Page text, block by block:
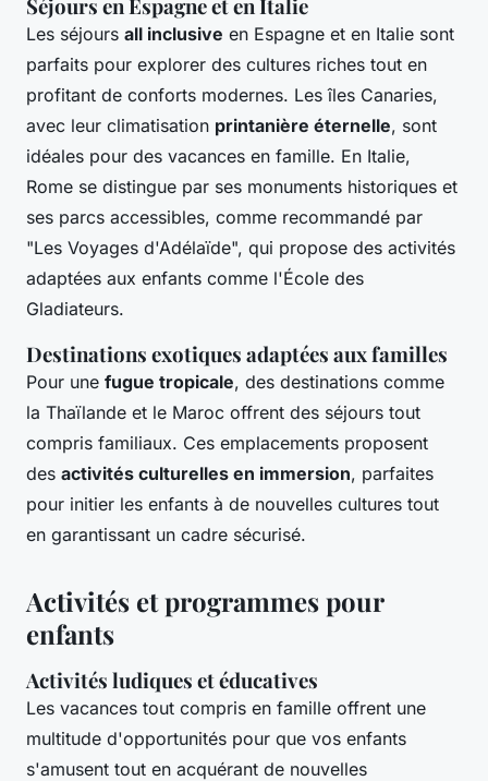
Séjours en Espagne et en Italie
Les séjours all inclusive en Espagne et en Italie sont
parfaits pour explorer des cultures riches tout en
profitant de conforts modernes. Les îles Canaries,
avec leur climatisation printanière éternelle, sont
idéales pour des vacances en famille. En Italie,
Rome se distingue par ses monuments historiques et
ses parcs accessibles, comme recommandé par
"Les Voyages d'Adélaïde", qui propose des activités
adaptées aux enfants comme l'École des
Gladiateurs.
Destinations exotiques adaptées aux familles
Pour une fugue tropicale, des destinations comme
la Thaïlande et le Maroc offrent des séjours tout
compris familiaux. Ces emplacements proposent
des activités culturelles en immersion, parfaites
pour initier les enfants à de nouvelles cultures tout
en garantissant un cadre sécurisé.
Activités et programmes pour
enfants
Activités ludiques et éducatives
Les vacances tout compris en famille offrent une
multitude d'opportunités pour que vos enfants
s'amusent tout en acquérant de nouvelles